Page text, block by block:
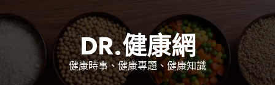
to
content
DR.健康網
健康時事、健康專題、健康知識